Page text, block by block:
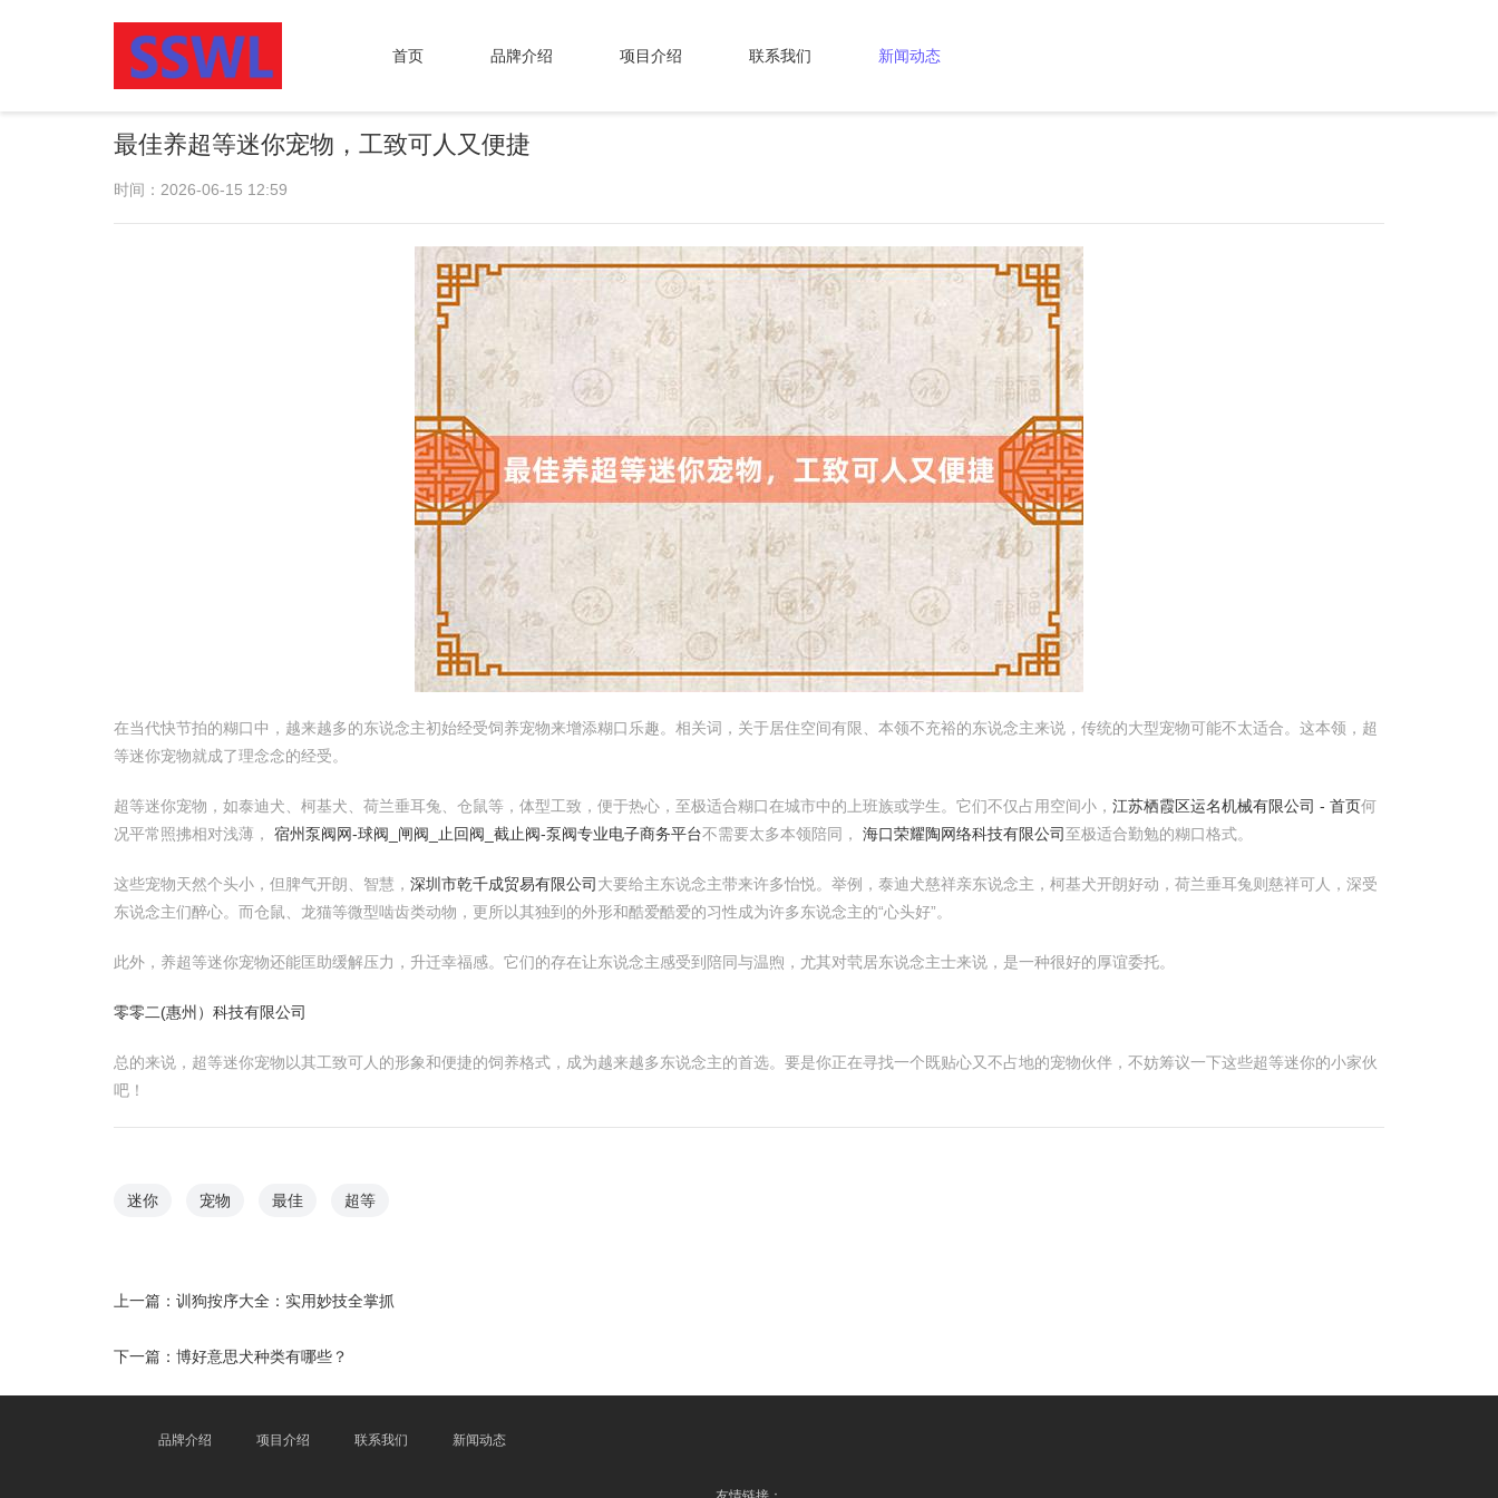
首页 品牌介绍 项目介绍 联系我们 新闻动态
最佳养超等迷你宠物，工致可人又便捷
时间：2026-06-15 12:59
在当代快节拍的糊口中，越来越多的东说念主初始经受饲养宠物来增添糊口乐趣。相关词，关于居住空间有限、本领不充裕的东说念主来说，传统的大型宠物可能不太适合。这本领，超
等迷你宠物就成了理念念的经受。
超等迷你宠物，如泰迪犬、柯基犬、荷兰垂耳兔、仓鼠等，体型工致，便于热心，至极适合糊口在城市中的上班族或学生。它们不仅占用空间小， 江苏栖霞区运名机械有限公司 - 首页何
况平常照拂相对浅薄， 宿州泵阀网-球阀_闸阀_止回阀_截止阀-泵阀专业电子商务平台不需要太多本领陪同， 海口荣耀陶网络科技有限公司至极适合勤勉的糊口格式。
这些宠物天然个头小，但脾气开朗、智慧， 深圳市乾千成贸易有限公司 大要给主东说念主带来许多怡悦。举例，泰迪犬慈祥亲东说念主，柯基犬开朗好动，荷兰垂耳兔则慈祥可人，深受
东说念主们醉心。而仓鼠、龙猫等微型啮齿类动物，更所以其独到的外形和酷爱酷爱的习性成为许多东说念主的“心头好”。
此外，养超等迷你宠物还能匡助缓解压力，升迁幸福感。它们的存在让东说念主感受到陪同与温煦，尤其对茕居东说念主士来说，是一种很好的厚谊委托。
零零二(惠州）科技有限公司
总的来说，超等迷你宠物以其工致可人的形象和便捷的饲养格式，成为越来越多东说念主的首选。要是你正在寻找一个既贴心又不占地的宠物伙伴，不妨筹议一下这些超等迷你的小家伙
吧！
迷你 宠物 最佳 超等
上一篇： 训狗按序大全：实用妙技全掌抓
下一篇： 博好意思犬种类有哪些？
品牌介绍 项目介绍 联系我们 新闻动态